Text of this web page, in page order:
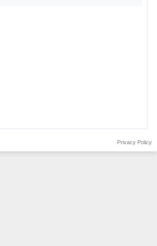
Privacy Policy